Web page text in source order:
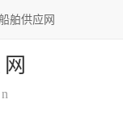
舶供应网